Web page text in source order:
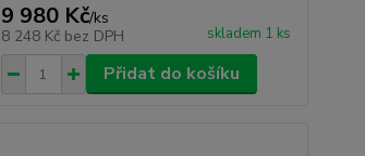
9 980 Kč/ks
8 248 Kč bez DPH skladem 1 ks
Přidat do košíku